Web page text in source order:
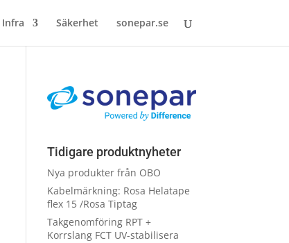
Infra Säkerhet sonepar.se
Tidigare produktnyheter
Nya produkter från OBO
Kabelmärkning: Rosa Helatape
flex 15 /Rosa Tiptag
Takgenomföring RPT +
Korrslang FCT UV-stabilisera